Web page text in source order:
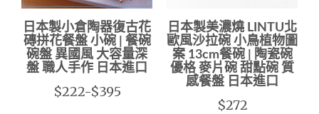
日本製小倉陶器復古花
磚拼花餐盤 小碗 | 餐碗
碗盤 異國風 大容量深
盤 職人手作 日本進口
$222-$395
日本製美濃燒 LINTU北
歐風沙拉碗 小鳥植物圖
案 13cm餐碗 | 陶瓷碗
優格 麥片碗 甜點碗 質
感餐盤 日本進口
$272